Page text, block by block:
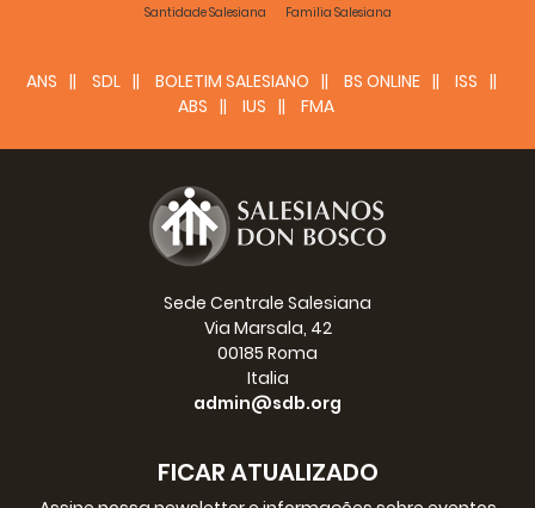
umano vive nel rispetto del mondo che lo circonda.
Fondazione "Don Bosco nel mondo"
Santidade Salesiana Familia Salesiana
ANS SDL BOLETIM SALESIANO BS ONLINE
ISS
ABS
IUS FMA
Sede Centrale Salesiana
Via Marsala, 42
00185 Roma
Italia
admin@sdb.org
FICAR ATUALIZADO